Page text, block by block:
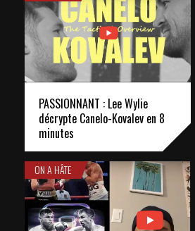
PASSIONNANT : Lee Wylie
décrypte Canelo-Kovalev en 8
minutes
ON A HÂTE